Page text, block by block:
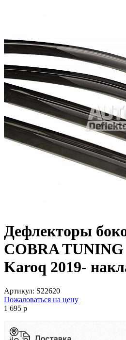
Дефлекторы
COBRA TUNING
Karoq 2019-
Артикул: S22620
Пожаловаться на цену
1 695 p